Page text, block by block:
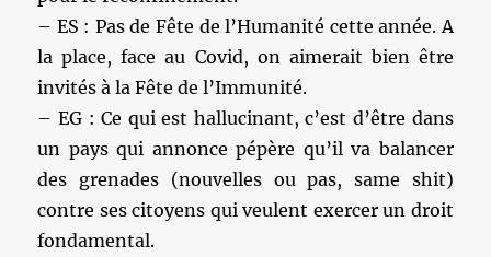
– ES : Pas de Fête de l’Humanité cette année. A
la place, face au Covid, on aimerait bien être
invités à la Fête de l’Immunité.
– EG : Ce qui est hallucinant, c’est d’être dans
un pays qui annonce pépère qu’il va balancer
des grenades (nouvelles ou pas, same shit)
contre ses citoyens qui veulent exercer un droit
fondamental.